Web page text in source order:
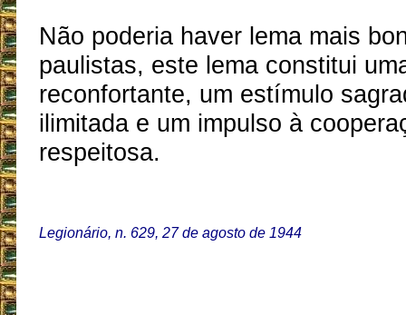
Não poderia haver lema mais
paulistas, este lema constitui
reconfortante, um estímulo
ilimitada e um impulso à
respeitosa.
Legionário, n. 629, 27 de agosto de 1944